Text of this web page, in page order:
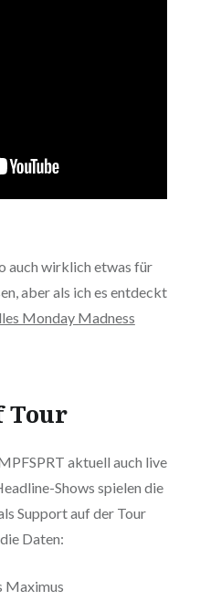
auch wirklich etwas für
aber als ich es entdeckt
Monday Madness
Tour
aktuell auch live
Shows spielen die
Support auf der Tour
Daten:
Maximus